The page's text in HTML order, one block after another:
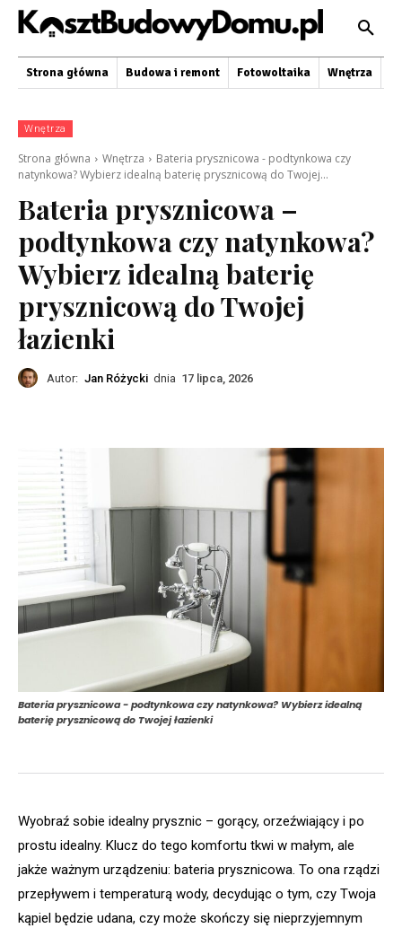
Strona główna Budowa i remont Fotowoltaika Wnętrza
Wnętrza
Strona główna Wnętrza
Bateria prysznicowa - podtynkowa czy
natynkowa? Wybierz idealną baterię prysznicową do Twojej...
Bateria prysznicowa –
podtynkowa czy natynkowa?
Wybierz idealną baterię
prysznicową do Twojej
łazienki
Autor: Jan Różycki dnia 17 lipca, 2026
Bateria prysznicowa - podtynkowa czy natynkowa? Wybierz idealną
baterię prysznicową do Twojej łazienki
Wyobraź sobie idealny prysznic – gorący, orzeźwiający i po
prostu idealny. Klucz do tego komfortu tkwi w małym, ale
jakże ważnym urządzeniu: bateria prysznicowa. To ona rządzi
przepływem i temperaturą wody, decydując o tym, czy Twoja
kąpiel będzie udana, czy może skończy się nieprzyjemnym